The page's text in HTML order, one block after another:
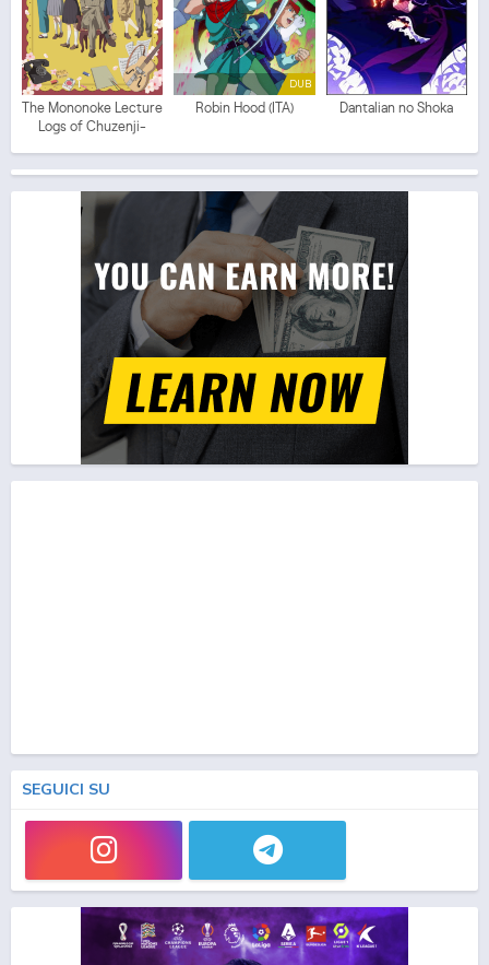
The Mononoke Lecture
Logs of Chuzenji-
DUB
Robin Hood (ITA) Dantalian no Shoka
SEGUICI SU